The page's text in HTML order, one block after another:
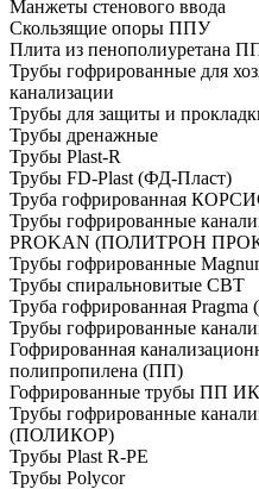
Манжеты стенового ввода
Скользящие опоры ППУ
Плита из пенополиуретана
Трубы гофрированные для
канализации
Трубы для защиты и
Трубы дренажные
Трубы Plast-R
Трубы FD-Plast (ФД-Пласт)
Труба гофрированная
Трубы гофрированные
PROKAN (ПОЛИТРОН
Трубы гофрированные
Трубы спиральновитые СВТ
Труба гофрированная Pragma
Трубы гофрированные
Гофрированная
полипропилена (ПП)
Гофрированные трубы ПП
Трубы гофрированные
(ПОЛИКОР)
Трубы Plast R-PE
Трубы Polycor